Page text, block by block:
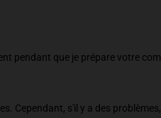
pendant que je prépare votre
Cependant, s'il y a des